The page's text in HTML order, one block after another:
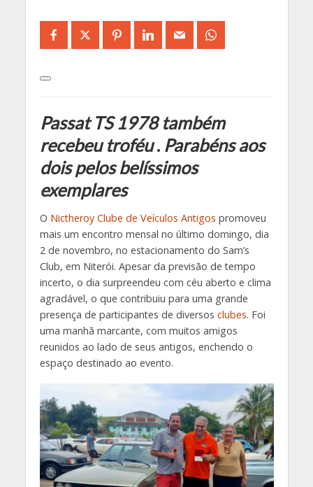
Passat TS 1978 também
recebeu troféu. Parabéns aos
dois pelos belíssimos
exemplares
O Nictheroy Clube de Veículos Antigos promoveu
mais um encontro mensal no último domingo, dia
2 de novembro, no estacionamento do Sam’s
Club, em Niterói. Apesar da previsão de tempo
incerto, o dia surpreendeu com céu aberto e clima
agradável, o que contribuiu para uma grande
presença de participantes de diversos clubes. Foi
uma manhã marcante, com muitos amigos
reunidos ao lado de seus antigos, enchendo o
espaço destinado ao evento.